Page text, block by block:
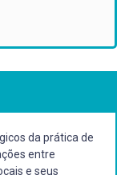
da prática de
entre
e seus